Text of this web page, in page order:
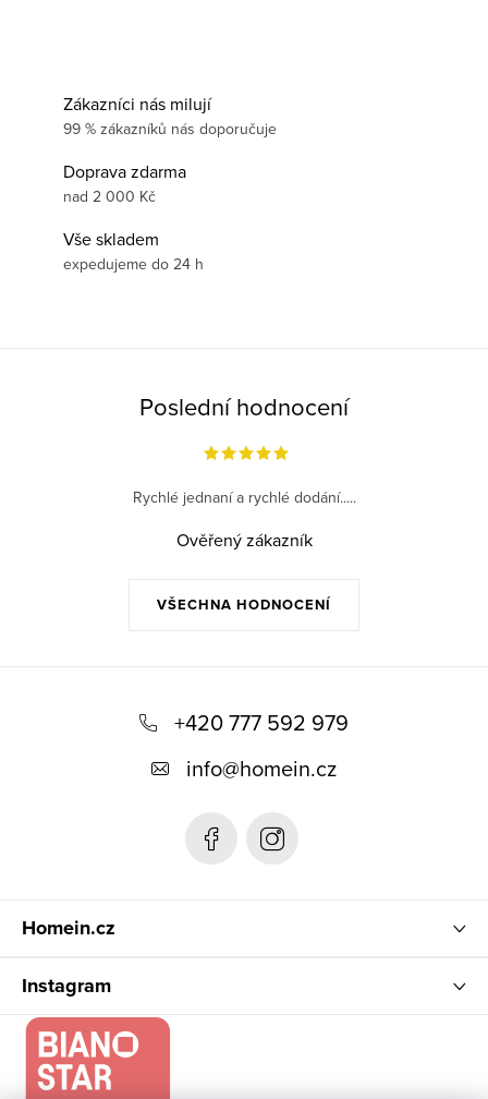
Zákazníci nás milují
99 % zákazníků nás doporučuje
Doprava zdarma
nad 2 000 Kč
Vše skladem
expedujeme do 24 h
Poslední hodnocení
VŠECHNA HODNOCENÍ
Rychlé jednaní a rychlé dodání.....
Ověřený zákazník
+420 777 592 979
info@homein.cz
Homein.cz
Instagram